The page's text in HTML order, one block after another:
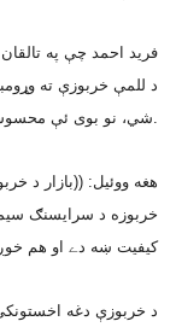
فريد احمد چې په
د للمې خربوزې ته
شي، نو بوى ئې محسوسوي او دې ته جوړ شى چې خربوزه واخلى.
هغه ووئيل: ((بازار د
خربوزه د سرايسنګ
کيفيت ښه دے او هم
د خربوزې دغه